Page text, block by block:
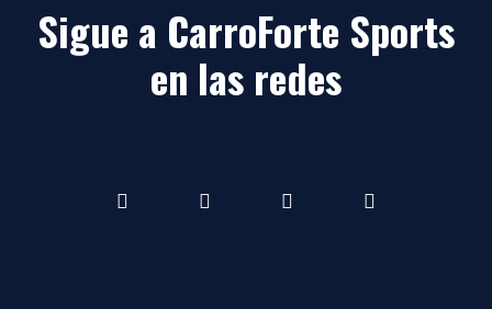
Sigue a CarroForte Sports
en las redes
Facebook Instagram youtube